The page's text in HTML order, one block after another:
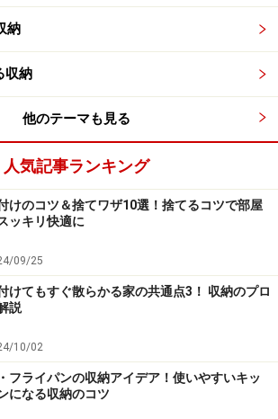
タイプのフックが使える。収納扉のハン
のに最適
顔フォームの飛沫が飛んで、鏡の曇り
面台にある歯磨きセット程度なら、ト
あるモノが少なくなると、鏡を磨きや
ない掃除になる片付け方
て最強の敵は、床置きのモノです。モ
掃除をしていると、時間がかかってイ
？お掃除ロボットを利用している家庭
ですが、床にモノが散らかっていると
納
収納
他のテーマも見る
人気記事ランキング
けのコツ＆捨てワザ10選！捨てるコツで部屋
ッキリ快適に
09/25
けてもすぐ散らかる家の共通点3！ 収納のプロ
説
10/02
フライパンの収納アイデア！使いやすいキッ
になる収納のコツ